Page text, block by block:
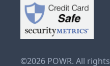
©2026 POWR. All rights